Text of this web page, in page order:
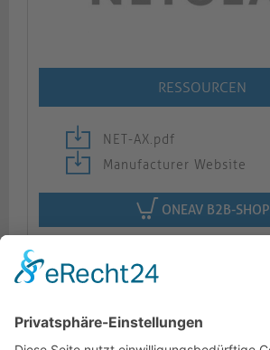
RESSOURCEN
NET-AX.pdf
Manufacturer Website
ONEAV B2B-SHOP
Beschreibung